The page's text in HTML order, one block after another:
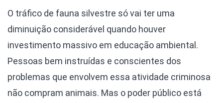
O tráfico de fauna silvestre só vai ter uma
diminuição considerável quando houver
investimento massivo em educação ambiental.
Pessoas bem instruídas e conscientes dos
problemas que envolvem essa atividade criminosa
não compram animais. Mas o poder público está